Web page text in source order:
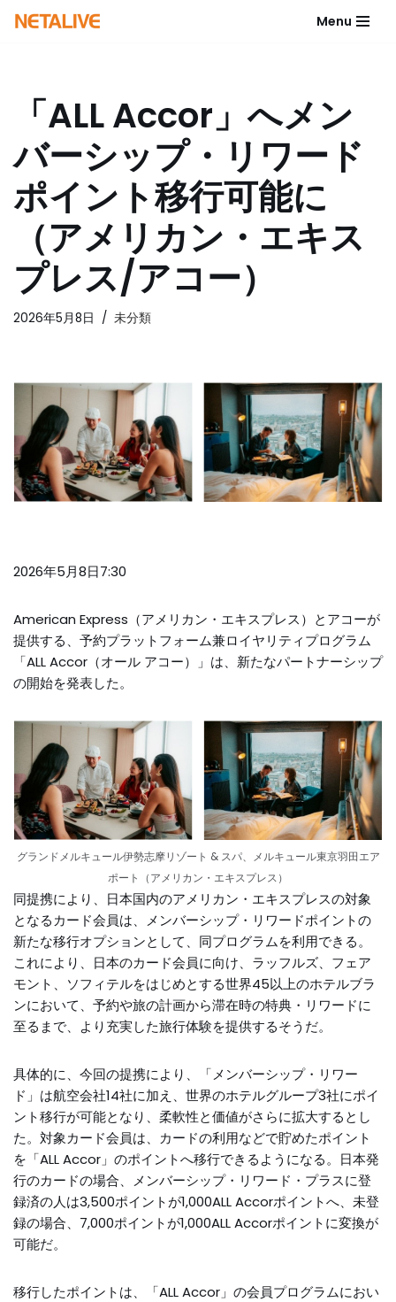
へ
キ
ッ
Menu
「ALL Accor」へメン
バーシップ・リワード
ポイント移行可能に
（アメリカン・エキス
プレス/アコー）
2026年5月8日 未分類
2026年5月8日7:30
American Express（アメリカン・エキスプレス）とアコーが
提供する、予約プラットフォーム兼ロイヤリティプログラム
「ALL Accor（オール アコー）」は、新たなパートナーシップ
の開始を発表した。
グランドメルキュール伊勢志摩リゾート & スパ、メルキュール東京羽田エア
ポート（アメリカン・エキスプレス）
同提携により、日本国内のアメリカン・エキスプレスの対象
となるカード会員は、メンバーシップ・リワードポイントの
新たな移行オプションとして、同プログラムを利用できる。
これにより、日本のカード会員に向け、ラッフルズ、フェア
モント、ソフィテルをはじめとする世界45以上のホテルブラ
ンにおいて、予約や旅の計画から滞在時の特典・リワードに
至るまで、より充実した旅行体験を提供するそうだ。
具体的に、今回の提携により、「メンバーシップ・リワー
ド」は航空会社14社に加え、世界のホテルグループ3社にポイ
ント移行が可能となり、柔軟性と価値がさらに拡大するとし
た。対象カード会員は、カードの利用などで貯めたポイント
を「ALL Accor」のポイントへ移行できるようになる。日本発
行のカードの場合、メンバーシップ・リワード・プラスに登
録済の人は3,500ポイントが1,000ALL Accorポイントへ、未登
録の場合、7,000ポイントが1,000ALL Accorポイントに変換が
可能だ。
移行したポイントは、「ALL Accor」の会員プログラムにおい